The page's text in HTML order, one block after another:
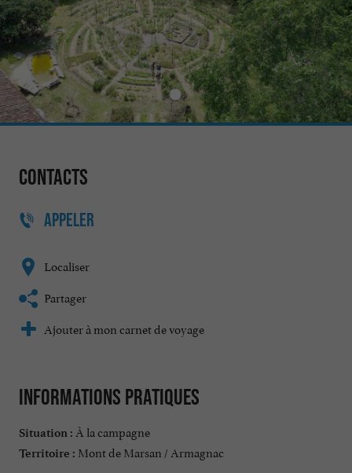
Contacts
APPELER
Localiser
Partager
Ajouter à mon carnet de voyage
Informations pratiques
Situation : À la campagne
Territoire : Mont de Marsan / Armagnac